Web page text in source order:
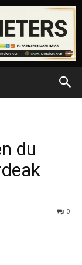
du
0